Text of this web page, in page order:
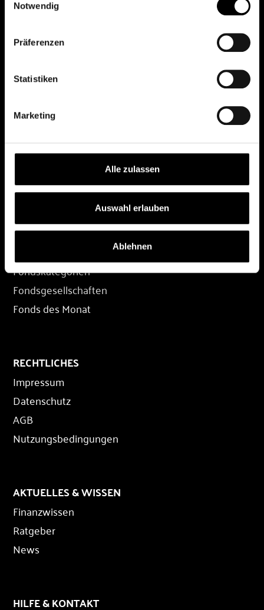
Notwendig
Präferenzen
Statistiken
Marketing
Alle zulassen
Auswahl erlauben
Ablehnen
All rights reserved.
Depot eröffnen
Depot übertragen
Konditionen
FONDS
Fondskategorien
Fondsgesellschaften
Fonds des Monat
RECHTLICHES
Impressum
Datenschutz
AGB
Nutzungsbedingungen
AKTUELLES & WISSEN
Finanzwissen
Ratgeber
News
HILFE & KONTAKT